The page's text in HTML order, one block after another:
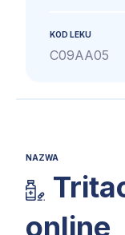
KOD LEKU
C09AA05
NAZWA
online